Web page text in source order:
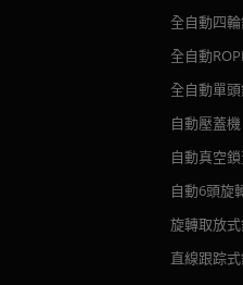
全自動四
全自動
全自動單
自動壓蓋機
自動真空
自動6頭旋
旋轉取放
直線跟踪